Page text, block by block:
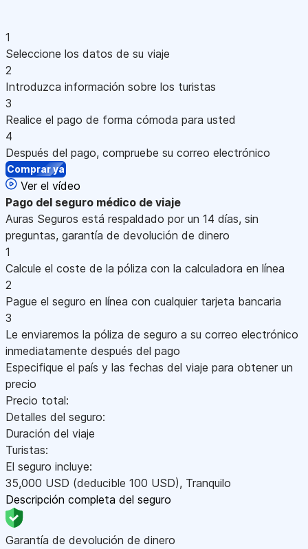
1
Seleccione los datos de su viaje
2
Introduzca información sobre los turistas
3
Realice el pago de forma cómoda para usted
4
Después del pago, compruebe su correo electrónico
Comprar ya
Ver el vídeo
Pago del seguro médico de viaje
Auras Seguros está respaldado por un 14 días, sin
preguntas, garantía de devolución de dinero
1
Calcule el coste de la póliza con la calculadora en línea
2
Pague el seguro en línea con cualquier tarjeta bancaria
3
Le enviaremos la póliza de seguro a su correo electrónico
inmediatamente después del pago
Especifique el país y las fechas del viaje para obtener un
precio
Precio total:
Detalles del seguro:
Duración del viaje
Turistas:
El seguro incluye:
35,000 USD (deducible 100 USD), Tranquilo
Descripción completa del seguro
Garantía de devolución de dinero